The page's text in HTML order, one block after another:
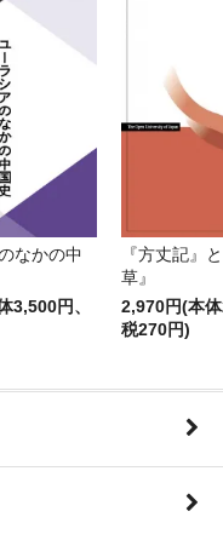
なかの中
3,500円、
『方丈記』
草』
2,970円(本
税270円)